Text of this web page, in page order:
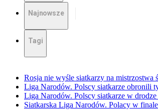
Najnowsze
Tagi
Rosja nie wyśle siatkarzy na mistrzostwa
Liga Narodów. Polscy siatkarze obronili
Liga Narodów. Polscy siatkarze w
Siatkarska Liga Narodów. Polacy w